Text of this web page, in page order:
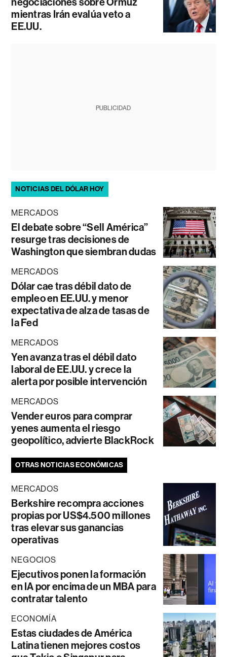
mientras Irán evalúa veto a
EE.UU.
PUBLICIDAD
NOTICIAS DEL DÓLAR HOY
MERCADOS
El debate sobre “Sell América”
resurge tras decisiones de
Washington que siembran dudas
MERCADOS
Dólar cae tras débil dato de
empleo en EE.UU. y menor
expectativa de alza de tasas de
la Fed
MERCADOS
Yen avanza tras el débil dato
laboral de EE.UU. y crece la
alerta por posible intervención
MERCADOS
Vender euros para comprar
yenes aumenta el riesgo
geopolítico, advierte BlackRock
OTRAS NOTICIAS ECONÓMICAS
MERCADOS
Berkshire recompra acciones
propias por US$4.500 millones
tras elevar sus ganancias
operativas
NEGOCIOS
Ejecutivos ponen la formación
en IA por encima de un MBA para
contratar talento
ECONOMÍA
Estas ciudades de América
Latina tienen mejores costos